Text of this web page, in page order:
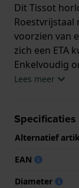
Dit Tissot
Roestvrijstaal
voorzien van
zich een ETA
Enkelvoudig
horloge
Lees meer
Specificaties
Alternatief
EAN
Diameter